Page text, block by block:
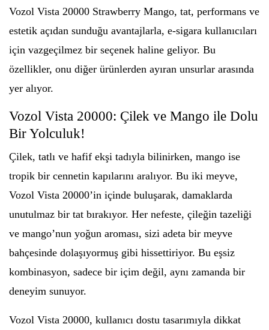
Vozol Vista 20000 Strawberry Mango, tat, performans ve
estetik açıdan sunduğu avantajlarla, e-sigara kullanıcıları
için vazgeçilmez bir seçenek haline geliyor. Bu
özellikler, onu diğer ürünlerden ayıran unsurlar arasında
yer alıyor.
Vozol Vista 20000: Çilek ve Mango ile Dolu
Bir Yolculuk!
Çilek, tatlı ve hafif ekşi tadıyla bilinirken, mango ise
tropik bir cennetin kapılarını aralıyor. Bu iki meyve,
Vozol Vista 20000’in içinde buluşarak, damaklarda
unutulmaz bir tat bırakıyor. Her nefeste, çileğin tazeliği
ve mango’nun yoğun aroması, sizi adeta bir meyve
bahçesinde dolaşıyormuş gibi hissettiriyor. Bu eşsiz
kombinasyon, sadece bir içim değil, aynı zamanda bir
deneyim sunuyor.
Vozol Vista 20000, kullanıcı dostu tasarımıyla dikkat